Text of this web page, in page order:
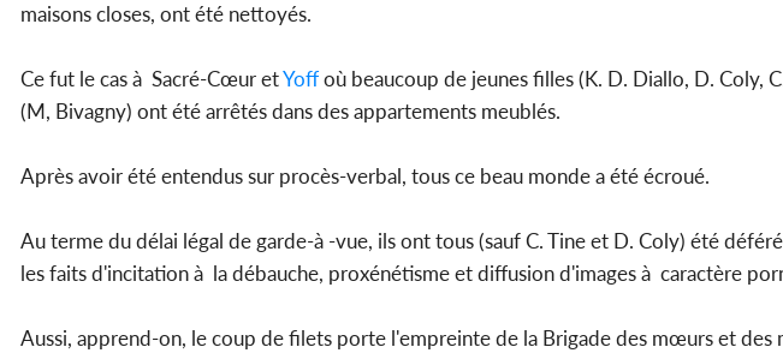
maisons closes, ont été nettoyés.
Ce fut le cas à Sacré-Cœur etYoffoù beaucoup de jeunes filles (K. D. Diallo, D. Coly,
(M, Bivagny) ont été arrêtés dans des appartements meublés.
Après avoir été entendus sur procès-verbal, tous ce beau monde a été écroué.
Au terme du délai légal de garde-à -vue, ils ont tous (sauf C. Tine et D. Coly) été
les faits d'incitation à la débauche, proxénétisme et diffusion d'images à caractère
Aussi, apprend-on, le coup de filets porte l'empreinte de la Brigade des mœurs et des